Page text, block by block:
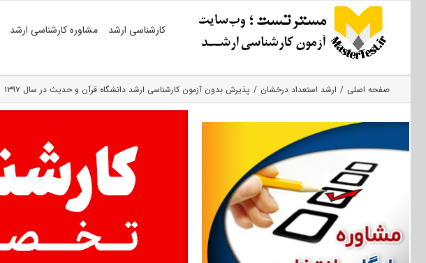
کارشناسی ارشد مشاوره کارشناسی ارشد
صفحه اصلی ارشد استعداد درخشان پذیرش بدون آزمون کارشناسی ارشد دانشگاه قرآن و حدیث در سال ۱۳۹۷